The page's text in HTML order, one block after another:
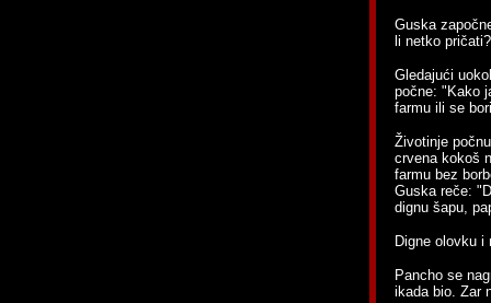
Guska
li netko
Gledajući
počne: "Kako
farmu ili se
Životinje
crvena kokoš
farmu bez
Guska reče:
dignu šapu,
Digne olovku i
Pancho se
ikada bio. Zar